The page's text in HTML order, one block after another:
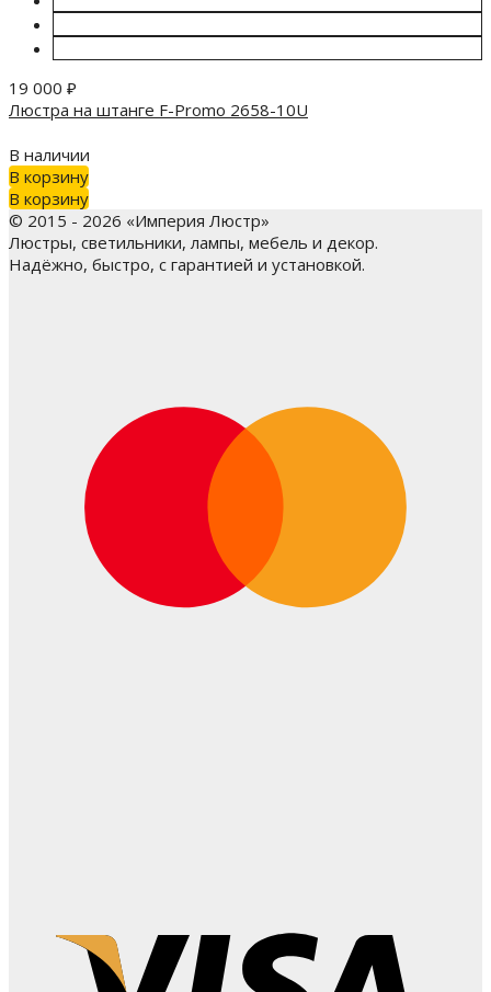
19 000 ₽
Люстра на штанге F-Promo 2658-10U
В наличии
В корзину
В корзину
© 2015 - 2026 «Империя Люстр»
Люстры, светильники, лампы, мебель и декор.
Надёжно, быстро, с гарантией и установкой.